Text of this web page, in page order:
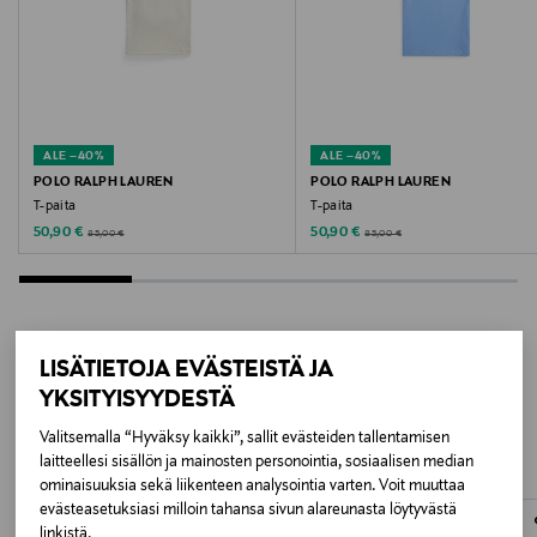
LISÄTIETOJA EVÄSTEISTÄ JA
YKSITYISYYDESTÄ
Valitsemalla “Hyväksy kaikki”, sallit evästeiden tallentamisen
laitteellesi sisällön ja mainosten personointia, sosiaalisen median
ominaisuuksia sekä liikenteen analysointia varten. Voit muuttaa
evästeasetuksiasi milloin tahansa sivun alareunasta löytyvästä
Valmistajan tuotenumero
TH0030-00
Valmistaja
Valmistajan osoite
23 rue de Provence, 75009 Paris, France
Digitaalinen osoite
info@lacoste.com
ALE –40%
POLO RALPH LAUREN
T-paita
Discounted Price
50,90 € Original Price
85,00 €
ALE –40%
POLO RALPH LAUREN
T-paita
Discounted Price
50,90 € Original Price
85,00 €
LISÄÄ KIINNOSTAVIA
TUOTTEITA